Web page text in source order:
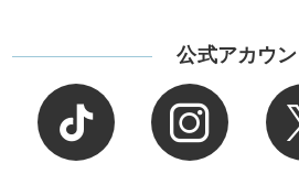
公式アカウン